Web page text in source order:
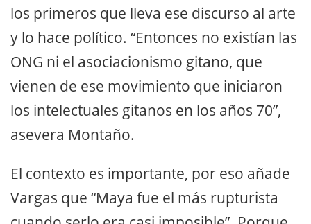
los primeros que lleva ese discurso al arte
y lo hace político. “Entonces no existían las
ONG ni el asociacionismo gitano, que
vienen de ese movimiento que iniciaron
los intelectuales gitanos en los años 70”,
asevera Montaño.
El contexto es importante, por eso añade
Vargas que “Maya fue el más rupturista